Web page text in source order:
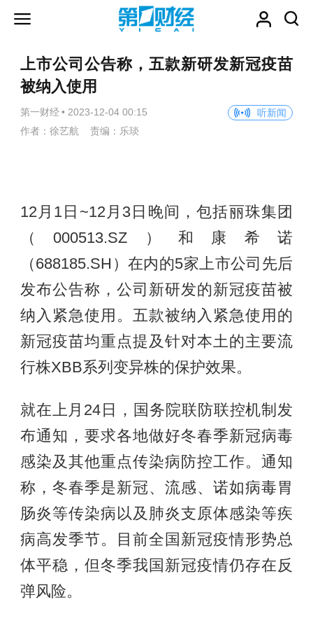
上市公司公告称，五款新研发新冠疫苗
被纳入使用
第一财经 • 2023-12-04 00:15
听新闻
作者：徐艺航 责编：乐琰
12月1日~12月3日晚间，包括丽珠集团
（000513.SZ）和康希诺
（688185.SH）在内的5家上市公司先后
发布公告称，公司新研发的新冠疫苗被
纳入紧急使用。五款被纳入紧急使用的
新冠疫苗均重点提及针对本土的主要流
行株XBB系列变异株的保护效果。
就在上月24日，国务院联防联控机制发
布通知，要求各地做好冬春季新冠病毒
感染及其他重点传染病防控工作。通知
称，冬春季是新冠、流感、诺如病毒胃
肠炎等传染病以及肺炎支原体感染等疾
病高发季节。目前全国新冠疫情形势总
体平稳，但冬季我国新冠疫情仍存在反
弹风险。